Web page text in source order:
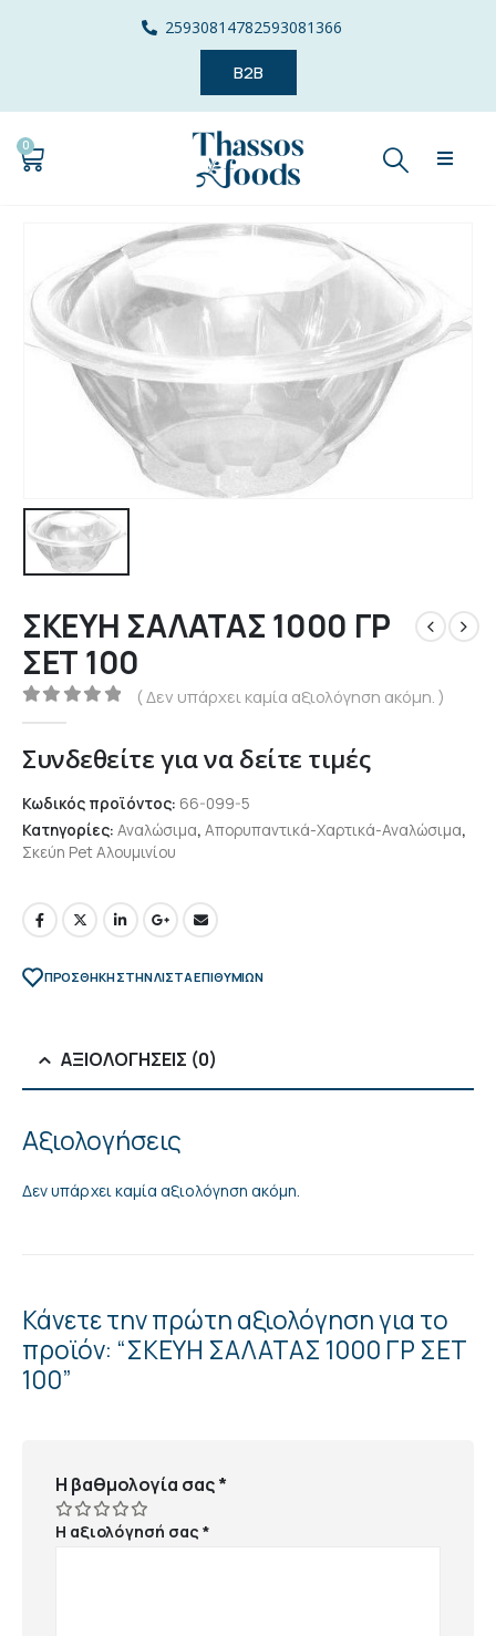
25930814782593081366
B2B
0
ΣΚΕΥΗ ΣΑΛΑΤΑΣ 1000 ΓΡ
ΣΕΤ 100
0out of 5
( Δεν υπάρχει καμία αξιολόγηση ακόμη. )
Συνδεθείτε για να δείτε τιμές
Κωδικός προϊόντος: 66-099-5
Κατηγορίες: Αναλώσιμα, Απορυπαντικά-Χαρτικά-Αναλώσιμα,
Σκεύη Pet Αλουμινίου
ΠΡΌΣΘΉΚΗ ΣΤΗΝ ΛΊΣΤΑ ΕΠΙΘΥΜΙΏΝ
ΑΞΙΟΛΟΓΉΣΕΙΣ (0)
Αξιολογήσεις
Δεν υπάρχει καμία αξιολόγηση ακόμη.
Κάνετε την πρώτη αξιολόγηση για το
προϊόν: “ΣΚΕΥΗ ΣΑΛΑΤΑΣ 1000 ΓΡ ΣΕΤ
100”
Η βαθμολογία σας*
Η αξιολόγησή σας*